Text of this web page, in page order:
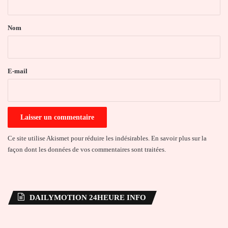
a
e
Nom
E-mail
Ce site utilise Akismet pour réduire les indésirables. En savoir plus sur la
façon dont les données de vos commentaires sont traitées
DAILYMOTION 24HEURE INFO